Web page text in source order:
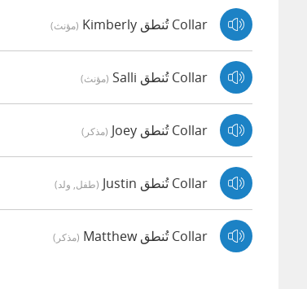
Collar تُنطق Kimberly (مؤنث)
Collar تُنطق Salli (مؤنث)
Collar تُنطق Joey (مذكر)
Collar تُنطق Justin (طفل, ولد)
Collar تُنطق Matthew (مذكر)